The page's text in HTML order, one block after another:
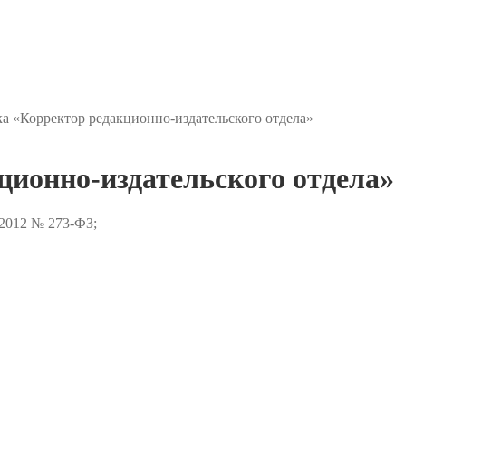
«Корректор редакционно-издательского отдела»
издательского отдела»
№ 273-ФЗ;